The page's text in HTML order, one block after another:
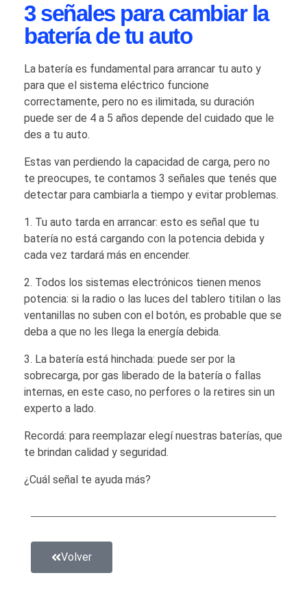
3 señales para cambiar la
batería de tu auto
La batería es fundamental para arrancar tu auto y
para que el sistema eléctrico funcione
correctamente, pero no es ilimitada, su duración
puede ser de 4 a 5 años depende del cuidado que le
des a tu auto.
Estas van perdiendo la capacidad de carga, pero no
te preocupes, te contamos 3 señales que tenés que
detectar para cambiarla a tiempo y evitar problemas.
Tu auto tarda en arrancar: esto es señal que tu
batería no está cargando con la potencia debida y
cada vez tardará más en encender.
Todos los sistemas electrónicos tienen menos
potencia: si la radio o las luces del tablero titilan o las
ventanillas no suben con el botón, es probable que se
deba a que no les llega la energía debida.
La batería está hinchada: puede ser por la
sobrecarga, por gas liberado de la batería o fallas
internas, en este caso, no perfores o la retires sin un
experto a lado.
Recordá: para reemplazar elegí nuestras baterías, que
te brindan calidad y seguridad.
¿Cuál señal te ayuda más?
Volver